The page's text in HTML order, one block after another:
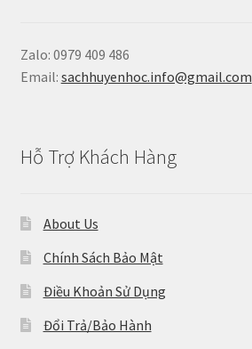
Zalo: 0979 409 486
Email: sachhuyenhoc.info@gmail.com
Hỗ Trợ Khách Hàng
About Us
Chính Sách Bảo Mật
Điều Khoản Sử Dụng
Đổi Trả/Bảo Hành